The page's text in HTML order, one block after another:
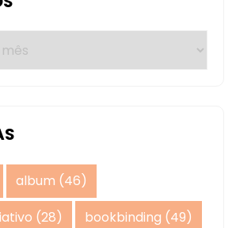
album (46)
(28) bookbinding (49)